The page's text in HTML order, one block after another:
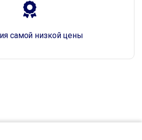
самой низкой цены